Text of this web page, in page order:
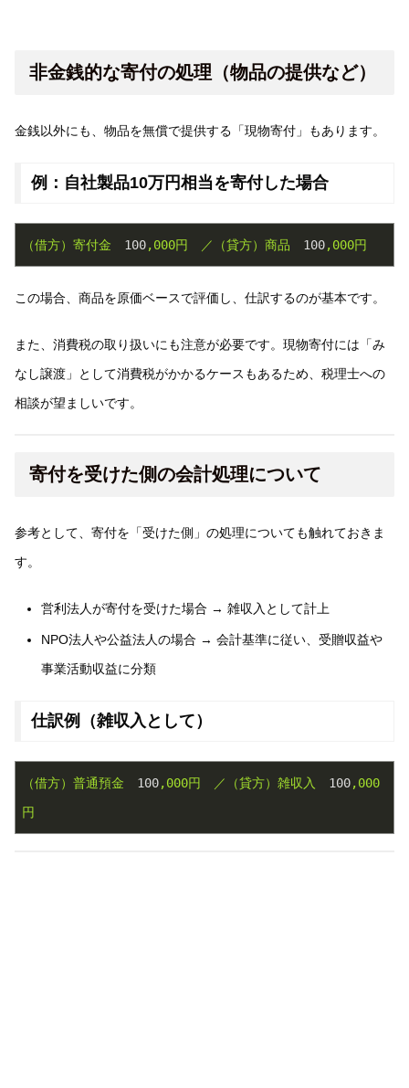
非金銭的な寄付の処理（物品の提供など）
金銭以外にも、物品を無償で提供する「現物寄付」もあります。
例：自社製品10万円相当を寄付した場合
（借方）寄付金 100,000円 ／（貸方）商品 100,000円
この場合、商品を原価ベースで評価し、仕訳するのが基本です。
また、消費税の取り扱いにも注意が必要です。現物寄付には「み
なし譲渡」として消費税がかかるケースもあるため、税理士への
相談が望ましいです。
寄付を受けた側の会計処理について
参考として、寄付を「受けた側」の処理についても触れておきま
す。
営利法人が寄付を受けた場合 → 雑収入として計上
NPO法人や公益法人の場合 → 会計基準に従い、受贈収益や
事業活動収益に分類
仕訳例（雑収入として）
（借方）普通預金 100,000円 ／（貸方）雑収入 100,000
円